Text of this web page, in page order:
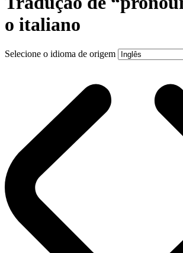
o italiano
Selecione o idioma de origem